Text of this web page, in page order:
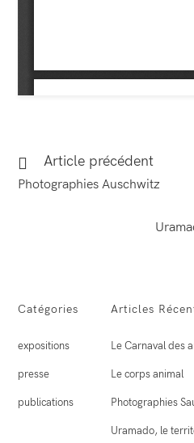
Read
articles
Article précédent
Photographies Auschwitz
Catégories
expositions
presse
publications
Articles
Le Carnaval des
Le corps animal
Photographies
Uramado, le